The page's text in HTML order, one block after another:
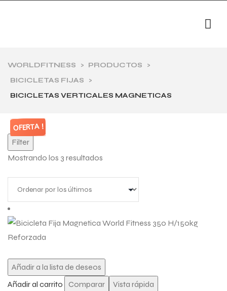
WORLDFITNESS > PRODUCTOS
>
BICICLETAS FIJAS
>
BICICLETAS VERTICALES MAGNETICAS
Filter
Mostrando los 3 resultados
OFERTA !
Añadir a la lista de deseos
Añadir al carrito
Comparar
Vista rápida
OFERTA !
OFERTA !